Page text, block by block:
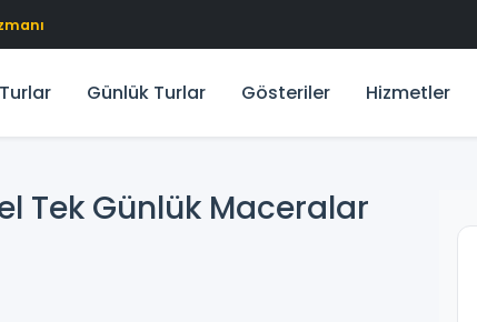
Günlük Turlar Gösteriler Hizmetler
Tek Günlük Maceralar